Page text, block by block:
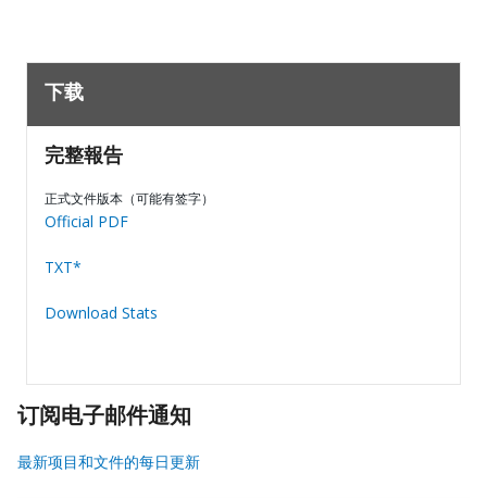
下载
完整報告
正式文件版本（可能有签字）
Official PDF
TXT*
Download Stats
订阅电子邮件通知
最新项目和文件的每日更新